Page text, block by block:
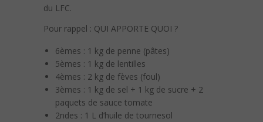
du LFC.
Pour rappel : QUI APPORTE QUOI ?
6èmes : 1 kg de penne (pâtes)
5èmes : 1 kg de lentilles
4èmes : 2 kg de fèves (foul)
3èmes : 1 kg de sel + 1 kg de sucre + 2
paquets de sauce tomate
2ndes : 1 L d’huile de tournesol